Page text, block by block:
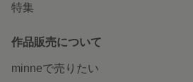
特集
作品販売について
minneで売りたい